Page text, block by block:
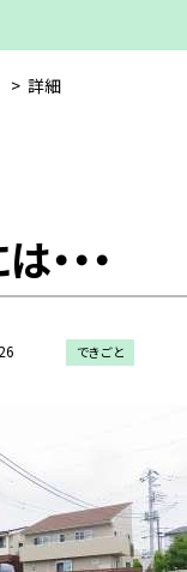
> 詳細
・・
できごと